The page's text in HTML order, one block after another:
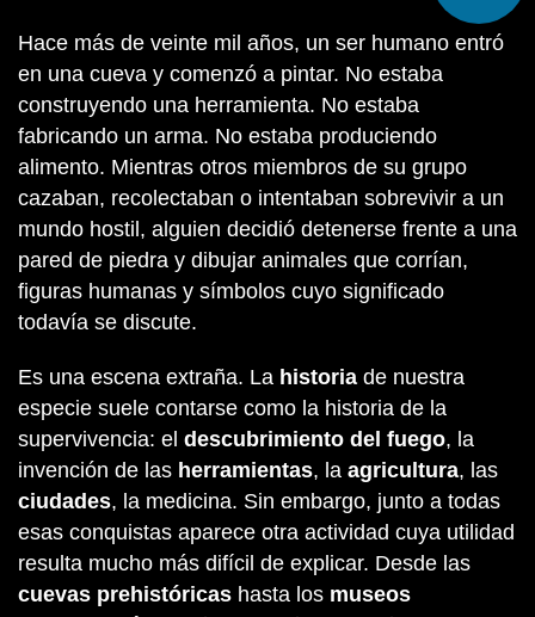
Hace más de veinte mil años, un ser humano entró
en una cueva y comenzó a pintar. No estaba
construyendo una herramienta. No estaba
fabricando un arma. No estaba produciendo
alimento. Mientras otros miembros de su grupo
cazaban, recolectaban o intentaban sobrevivir a un
mundo hostil, alguien decidió detenerse frente a una
pared de piedra y dibujar animales que corrían,
figuras humanas y símbolos cuyo significado
todavía se discute.
Es una escena extraña. La historia de nuestra
especie suele contarse como la historia de la
supervivencia: el descubrimiento del fuego, la
invención de las herramientas, la agricultura, las
ciudades, la medicina. Sin embargo, junto a todas
esas conquistas aparece otra actividad cuya utilidad
resulta mucho más difícil de explicar. Desde las
cuevas prehistóricas hasta los museos